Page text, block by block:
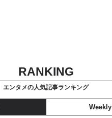
RANKING
エンタメの人気記事ランキング
Weekly